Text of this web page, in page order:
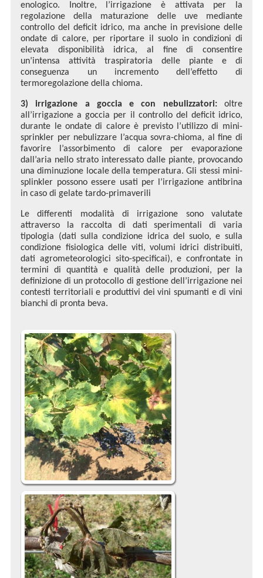
enologico. Inoltre, l’irrigazione è attivata per la
regolazione della maturazione delle uve mediante
controllo del deficit idrico, ma anche in previsione delle
ondate di calore, per riportare il suolo in condizioni di
elevata disponibilità idrica, al fine di consentire
un’intensa attività traspiratoria delle piante e di
conseguenza un incremento dell’effetto di
termoregolazione della chioma.
3) irrigazione a goccia e con nebulizzatori:oltre
all’irrigazione a goccia per il controllo del deficit idrico,
durante le ondate di calore è previsto l’utilizzo di mini-
sprinkler per nebulizzare l’acqua sovra-chioma, al fine di
favorire l’assorbimento di calore per evaporazione
dall’aria nello strato interessato dalle piante, provocando
una diminuzione locale della temperatura. Gli stessi mini-
splinkler possono essere usati per l’irrigazione antibrina
in caso di gelate tardo-primaverili
Le differenti modalità di irrigazione sono valutate
attraverso la raccolta di dati sperimentali di varia
tipologia (dati sulla condizione idrica del suolo, e sulla
condizione fisiologica delle viti, volumi idrici distribuiti,
dati agrometeorologici sito-specificai), e confrontate in
termini di quantità e qualità delle produzioni, per la
definizione di un protocollo di gestione dell’irrigazione nei
contesti territoriali e produttivi dei vini spumanti e di vini
bianchi di pronta beva.